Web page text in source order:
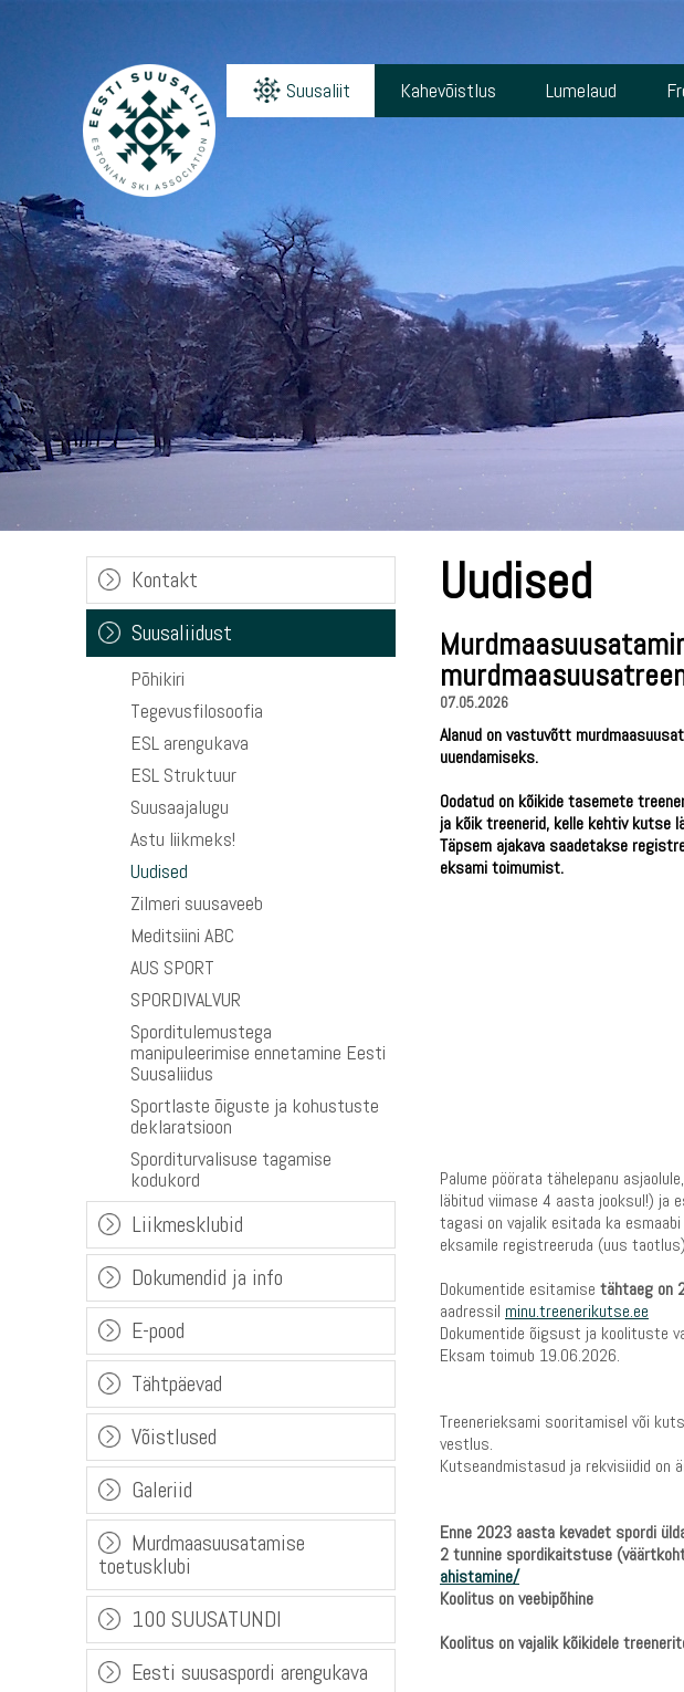
Suusaliit Kahevõistlus Lumelaud
Kontakt
Suusaliidust
Põhikiri
Tegevusfilosoofia
ESL arengukava
ESL Struktuur
Suusaajalugu
Astu liikmeks!
Uudised
Zilmeri suusaveeb
Meditsiini ABC
AUS SPORT
SPORDIVALVUR
Sporditulemustega
manipuleerimise ennetamine Eesti
Suusaliidus
Sportlaste õiguste ja kohustuste
deklaratsioon
Sporditurvalisuse tagamise
kodukord
Liikmesklubid
Dokumendid ja info
E-pood
Tähtpäevad
Võistlused
Galeriid
Murdmaasuusatamise
toetusklubi
100 SUUSATUNDI
Eesti suusaspordi arengukava
Uudised
07.05.2026
Alanud on vastuvõtt
uuendamiseks.
Oodatud on kõikide tasemete
ja kõik treenerid, kelle kehtiv kutse
Täpsem ajakava saadetakse
eksami toimumist.
Palume pöörata tähelepanu
läbitud viimase 4 aasta jooksul!) ja
tagasi on vajalik esitada ka
eksamile registreeruda (uus
Dokumentide esitamise tähtaeg on
aadressil minu.treenerikutse.ee
Dokumentide õigsust ja koolituste
Eksam toimub 19.06.2026.
Treenerieksami sooritamisel või
vestlus.
Kutseandmistasud ja rekvisiidid on
Enne 2023 aasta kevadet spordi
2 tunnine spordikaitstuse
ahistamine/
Koolitus on veebipõhine
Koolitus on vajalik kõikidele